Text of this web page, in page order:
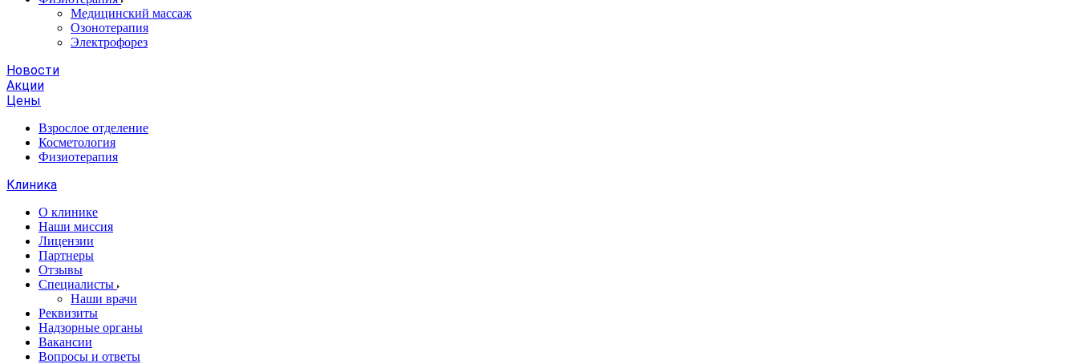
Медицинский массаж
Озонотерапия
Электрофорез
Новости
Акции
Цены
Взрослое отделение
Косметология
Физиотерапия
Клиника
О клинике
Наши миссия
Лицензии
Партнеры
Отзывы
Специалисты
Наши врачи
Реквизиты
Надзорные органы
Вакансии
Вопросы и ответы